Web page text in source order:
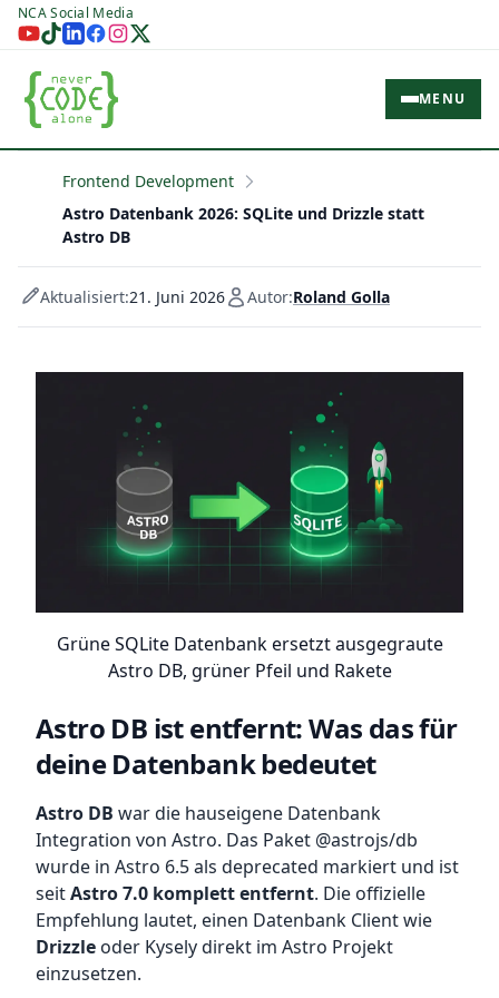
NCA Social Media
MENU
Frontend Development
Astro Datenbank 2026: SQLite und Drizzle statt
Astro DB
Aktualisiert:21. Juni 2026 Autor:Roland Golla
Grüne SQLite Datenbank ersetzt ausgegraute
Astro DB, grüner Pfeil und Rakete
Astro DB ist entfernt: Was das für
deine Datenbank bedeutet
Astro DB war die hauseigene Datenbank
Integration von Astro. Das Paket @astrojs/db
wurde in Astro 6.5 als deprecated markiert und ist
seitAstro 7.0 komplett entfernt. Die offizielle
Empfehlung lautet, einen Datenbank Client wie
Drizzle oder Kysely direkt im Astro Projekt
einzusetzen.